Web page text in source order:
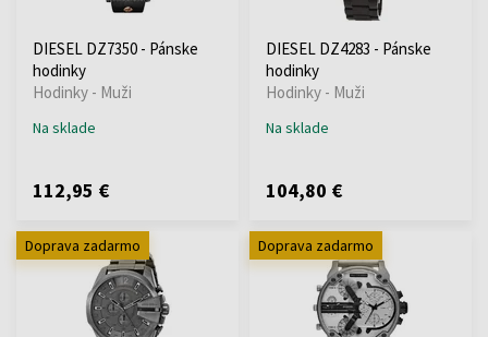
DIESEL DZ7350 - Pánske
hodinky
Hodinky - Muži
Na sklade
112,95 €
DIESEL DZ4283 - Pánske
hodinky
Hodinky - Muži
Na sklade
104,80 €
Doprava zadarmo Doprava zadarmo